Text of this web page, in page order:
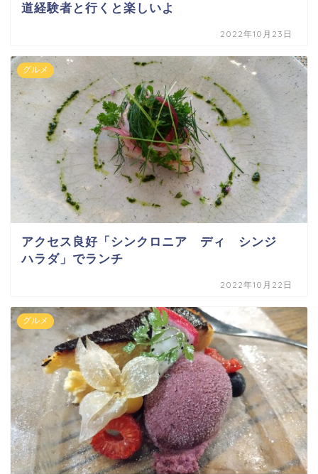
道経験者と行くと楽しいよ
2022年10月23日
グルメ
アクセス良好「シンクロニア ディ シンジ
ハラダ」でランチ
2022年10月22日
グルメ